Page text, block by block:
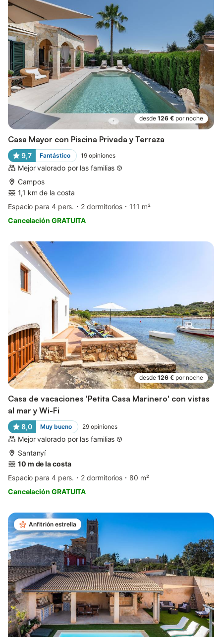
desde 126 € por noche
Casa Mayor con Piscina Privada y Terraza
9,7 Fantástico 19 opiniones
Mejor valorado por las familias
Campos
1,1 km de la costa
Espacio para 4 pers.
2 dormitorios
111 m²
Cancelación GRATUITA
desde 126 € por noche
Casa de vacaciones 'Petita Casa Marinero' con vistas
al mar y Wi-Fi
8,0 Muy bueno 29 opiniones
Mejor valorado por las familias
Santanyí
10 m de la costa
Espacio para 4 pers.
2 dormitorios
80 m²
Cancelación GRATUITA
Anfitrión estrella